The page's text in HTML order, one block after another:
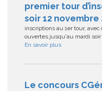
premier tour
soir 12 novembre
inscriptions au 1er tour,
ouvertes jusqu'au mardi soir
En savoir plus
Le concours